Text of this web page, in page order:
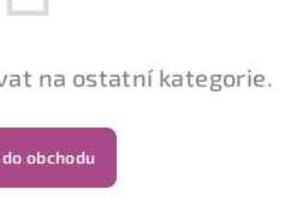
na ostatní kategorie.
obchodu